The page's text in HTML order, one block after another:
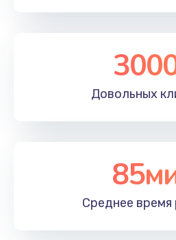
Довольных
Среднее время